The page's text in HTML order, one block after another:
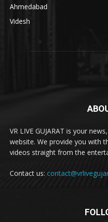
Ahmedabad
Videsh
VR LIVE GUJARAT is your
website. We provide you with
videos straight from the
Contact us: